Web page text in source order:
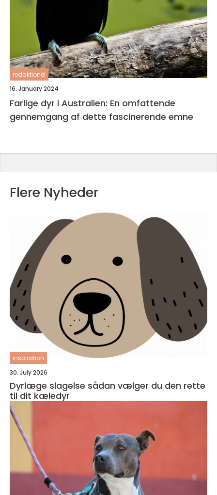
redaktionel
16. January 2024
Farlige dyr i Australien: En omfattende
gennemgang af dette fascinerende emne
Flere Nyheder
inspiration
30. July 2026
Dyrlæge slagelse sådan vælger du den rette
til dit kæledyr